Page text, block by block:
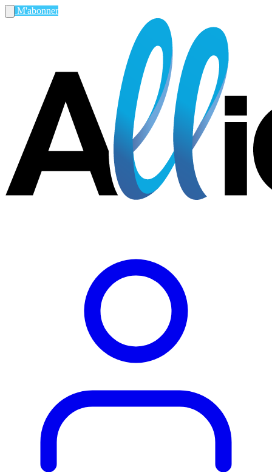
M'abonner